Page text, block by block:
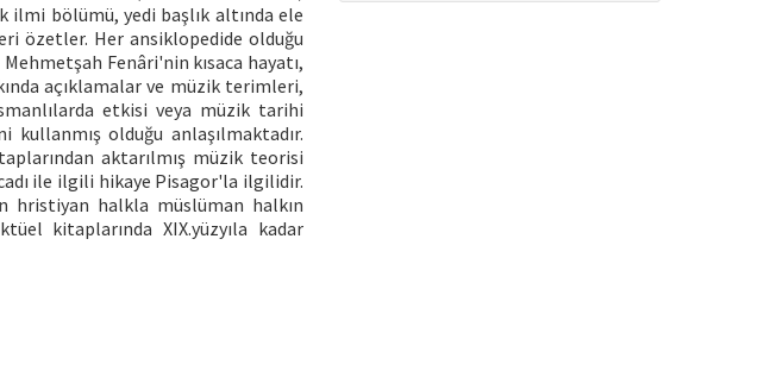
ilmi bölümü, yedi başlık altında ele
özetler. Her ansiklopedide olduğu
Fenâri'nin kısaca hayatı,
açıklamalar ve müzik terimleri,
etkisi veya müzik tarihi
olduğu anlaşılmaktadır.
aktarılmış müzik teorisi
ile ilgili hikaye Pisagor'la ilgilidir.
hristiyan halkla müslüman halkın
kitaplarında XIX.yüzyıla kadar